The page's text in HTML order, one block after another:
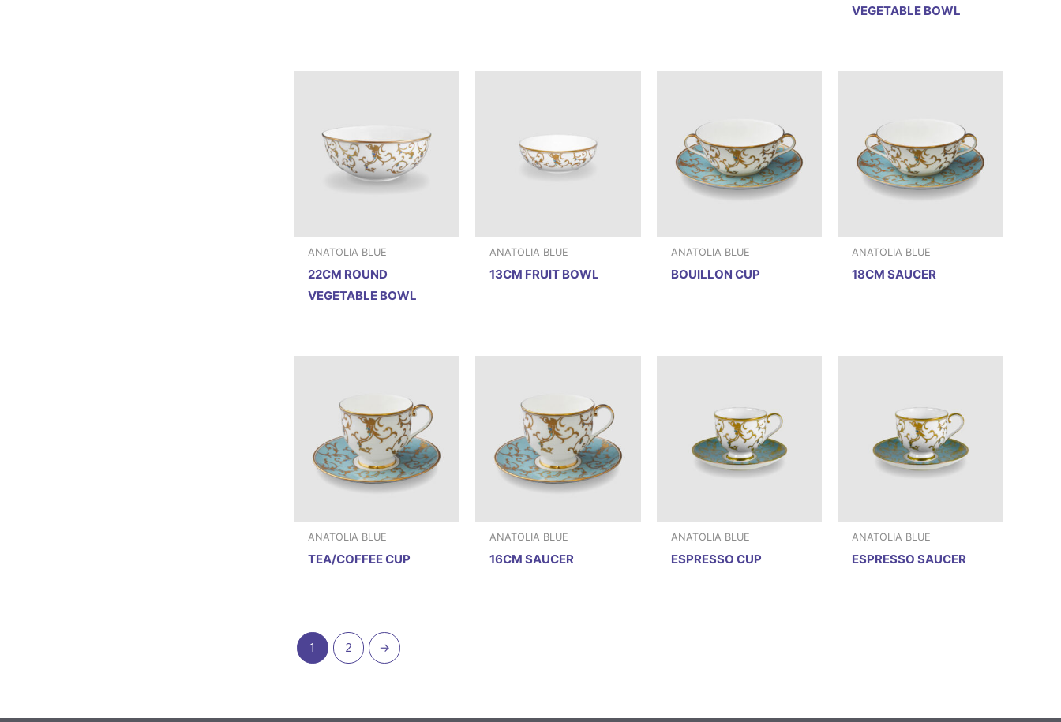
VEGETABLE BOWL
ANATOLIA BLUE
22CM ROUND
VEGETABLE BOWL
ANATOLIA BLUE
13CM FRUIT BOWL
ANATOLIA BLUE
BOUILLON CUP
ANATOLIA BLUE
18CM SAUCER
ANATOLIA BLUE
TEA/COFFEE CUP
ANATOLIA BLUE
16CM SAUCER
ANATOLIA BLUE
ESPRESSO CUP
ANATOLIA BLUE
ESPRESSO SAUCER
1 2 →